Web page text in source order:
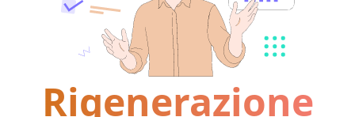
Rigenerazione